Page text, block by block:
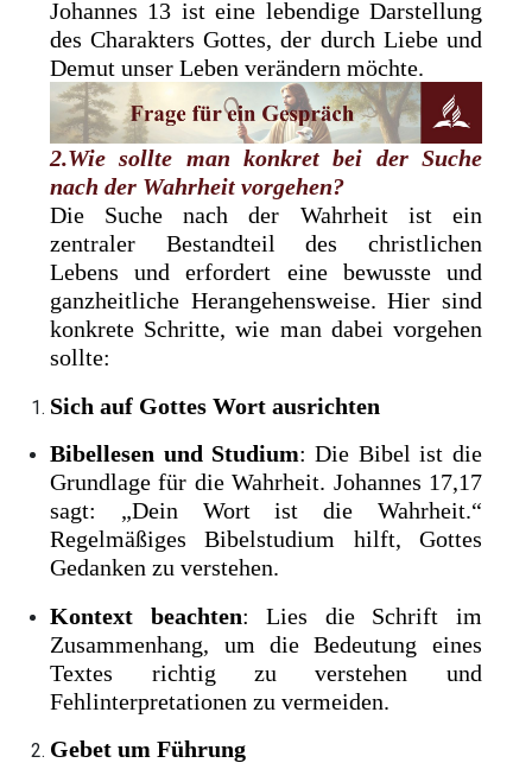
Johannes 13 ist eine lebendige Darstellung
des Charakters Gottes, der durch Liebe und
Demut unser Leben verändern möchte.
2.Wie sollte man konkret bei der Suche
nach der Wahrheit vorgehen?
Die Suche nach der Wahrheit ist ein
zentraler Bestandteil des christlichen
Lebens und erfordert eine bewusste und
ganzheitliche Herangehensweise. Hier sind
konkrete Schritte, wie man dabei vorgehen
sollte:
Sich auf Gottes Wort ausrichten
Bibellesen und Studium: Die Bibel ist die
Grundlage für die Wahrheit. Johannes 17,17
sagt: „Dein Wort ist die Wahrheit.“
Regelmäßiges Bibelstudium hilft, Gottes
Gedanken zu verstehen.
Kontext beachten: Lies die Schrift im
Zusammenhang, um die Bedeutung eines
Textes richtig zu verstehen und
Fehlinterpretationen zu vermeiden.
Gebet um Führung